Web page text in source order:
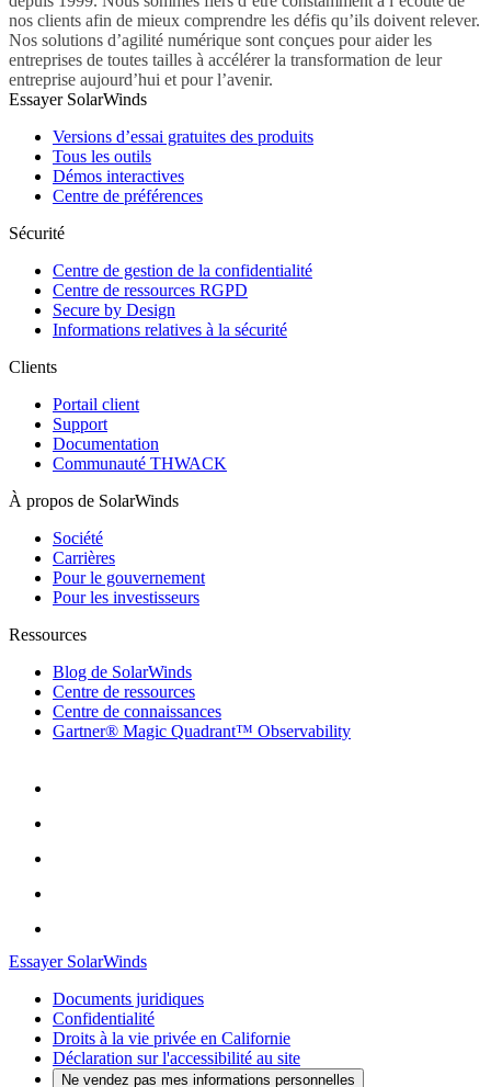
nos clients afin de mieux comprendre les défis qu’ils doivent relever.
Nos solutions d’agilité numérique sont conçues pour aider les
entreprises de toutes tailles à accélérer la transformation de leur
entreprise aujourd’hui et pour l’avenir.
Essayer SolarWinds
Versions d’essai gratuites des produits
Tous les outils
Démos interactives
Centre de préférences
Sécurité
Centre de gestion de la confidentialité
Centre de ressources RGPD
Secure by Design
Informations relatives à la sécurité
Clients
Portail client
Support
Documentation
Communauté THWACK
À propos de SolarWinds
Société
Carrières
Pour le gouvernement
Pour les investisseurs
Ressources
Blog de SolarWinds
Centre de ressources
Centre de connaissances
Gartner® Magic Quadrant™ Observability
Essayer SolarWinds
Documents juridiques
Confidentialité
Droits à la vie privée en Californie
Déclaration sur l'accessibilité au site
Ne vendez pas mes informations personnelles